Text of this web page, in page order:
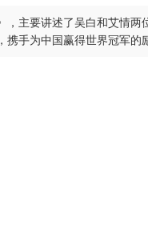
主要讲述了吴白和艾情两
手为中国赢得世界冠军的